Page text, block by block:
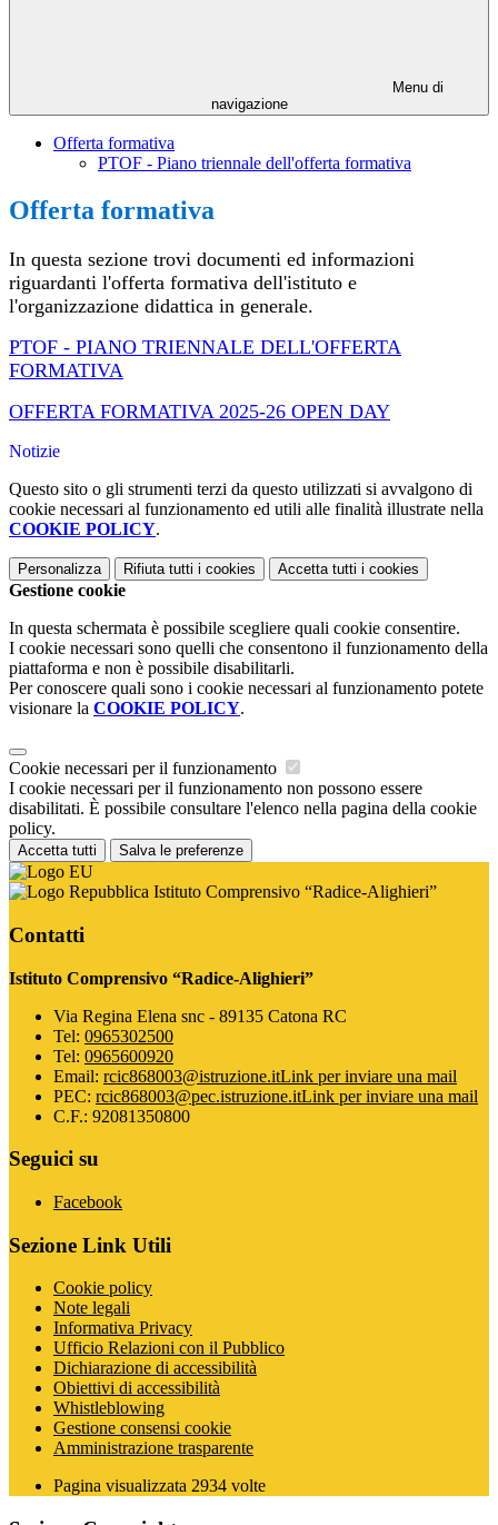
Menu di
navigazione
Offerta formativa
PTOF - Piano triennale dell'offerta formativa
Offerta formativa
In questa sezione trovi documenti ed informazioni
riguardanti l'offerta formativa dell'istituto e
l'organizzazione didattica in generale.
PTOF - PIANO TRIENNALE DELL'OFFERTA
FORMATIVA
OFFERTA FORMATIVA 2025-26 OPEN DAY
Notizie
Questo sito o gli strumenti terzi da questo utilizzati si avvalgono di
cookie necessari al funzionamento ed utili alle finalità illustrate nella
COOKIE POLICY.
Personalizza Rifiuta tutti i cookies Accetta tutti i cookies
Gestione cookie
In questa schermata è possibile scegliere quali cookie consentire.
I cookie necessari sono quelli che consentono il funzionamento della
piattaforma e non è possibile disabilitarli.
Per conoscere quali sono i cookie necessari al funzionamento potete
visionare la COOKIE POLICY.
Cookie necessari per il funzionamento
I cookie necessari per il funzionamento non possono essere
disabilitati. È possibile consultare l'elenco nella pagina della cookie
policy.
Accetta tutti Salva le preferenze
Istituto Comprensivo “Radice-Alighieri”
Contatti
Istituto Comprensivo “Radice-Alighieri”
Via Regina Elena snc - 89135 Catona RC
Tel: 0965302500
Tel: 0965600920
Email: rcic868003@istruzione.itLink per inviare una mail
PEC: rcic868003@pec.istruzione.itLink per inviare una mail
C.F.: 92081350800
Seguici su
Facebook
Sezione Link Utili
Cookie policy
Note legali
Informativa Privacy
Ufficio Relazioni con il Pubblico
Dichiarazione di accessibilità
Obiettivi di accessibilità
Whistleblowing
Gestione consensi cookie
Amministrazione trasparente
Pagina visualizzata 2934 volte